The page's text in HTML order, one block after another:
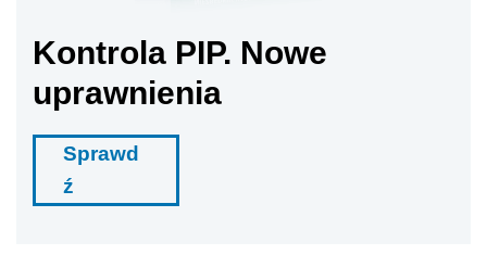
Kontrola PIP. Nowe
uprawnienia
Sprawd
ź